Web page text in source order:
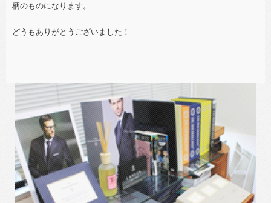
柄のものになります。
どうもありがとうございました！